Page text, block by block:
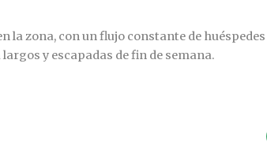
la zona, con un flujo constante de
y escapadas de fin de semana.